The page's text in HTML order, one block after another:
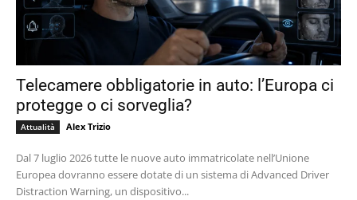
Telecamere obbligatorie in auto: l’Europa ci
protegge o ci sorveglia?
Attualità Alex Trizio
Dal 7 luglio 2026 tutte le nuove auto immatricolate nell’Unione
Europea dovranno essere dotate di un sistema di Advanced Driver
Distraction Warning, un dispositivo...